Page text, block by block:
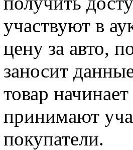
участвуют в
цену за авто,
заносит
товар
принимают
покупатели.